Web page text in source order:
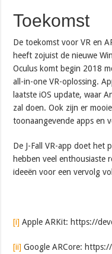
Toekomst
De toekomst voor VR en
heeft zojuist de nieuwe
Oculus komt begin 2018
all-in-one VR-oplossing.
laatste iOS update, waar
zal doen. Ook zijn er
toonaangevende apps en
De J-Fall VR-app doet het
hebben veel enthousiaste
ideeën voor een vervolg
[i] Apple ARKit: https://
[ii] Google ARCore: